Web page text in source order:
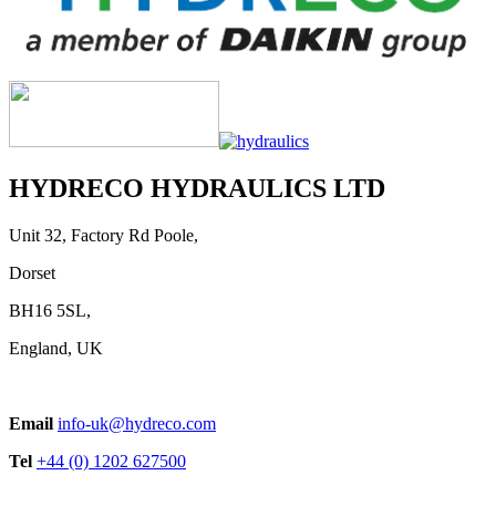
HYDRECO HYDRAULICS LTD
Unit 32, Factory Rd Poole,
Dorset
BH16 5SL,
England, UK
Email info-uk@hydreco.com
Tel +44 (0) 1202 627500